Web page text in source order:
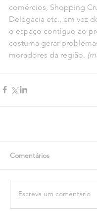
comércios, Shopping
Delegacia etc., em vez
o espaço contíguo ao
costuma gerar
moradores da região.
Comentários
Escreva um comentário